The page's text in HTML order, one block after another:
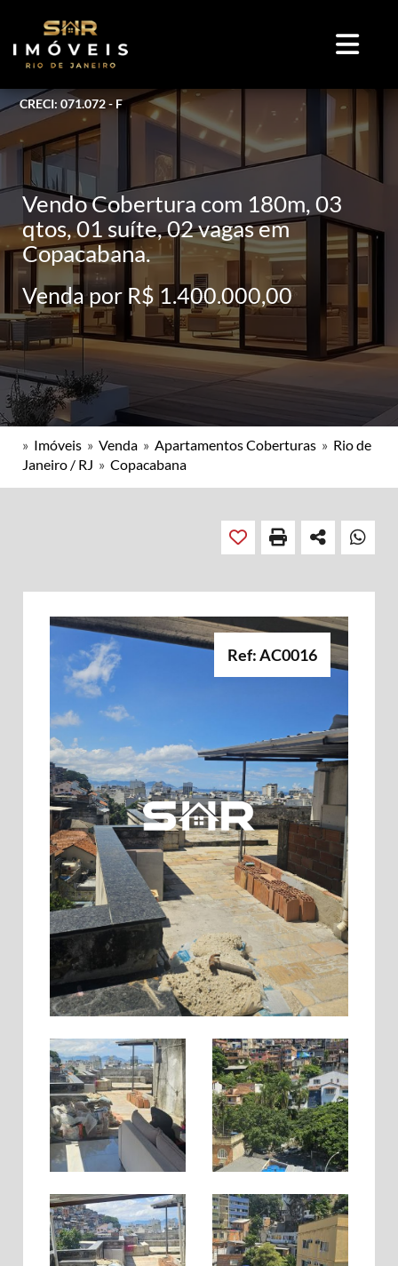
CRECI: 071.072 - F
Vendo Cobertura com 180m, 03
qtos, 01 suíte, 02 vagas em
Copacabana.
Venda por R$ 1.400.000,00
» Imóveis » Venda » Apartamentos Coberturas » Rio de
Janeiro / RJ » Copacabana
Ref: AC0016